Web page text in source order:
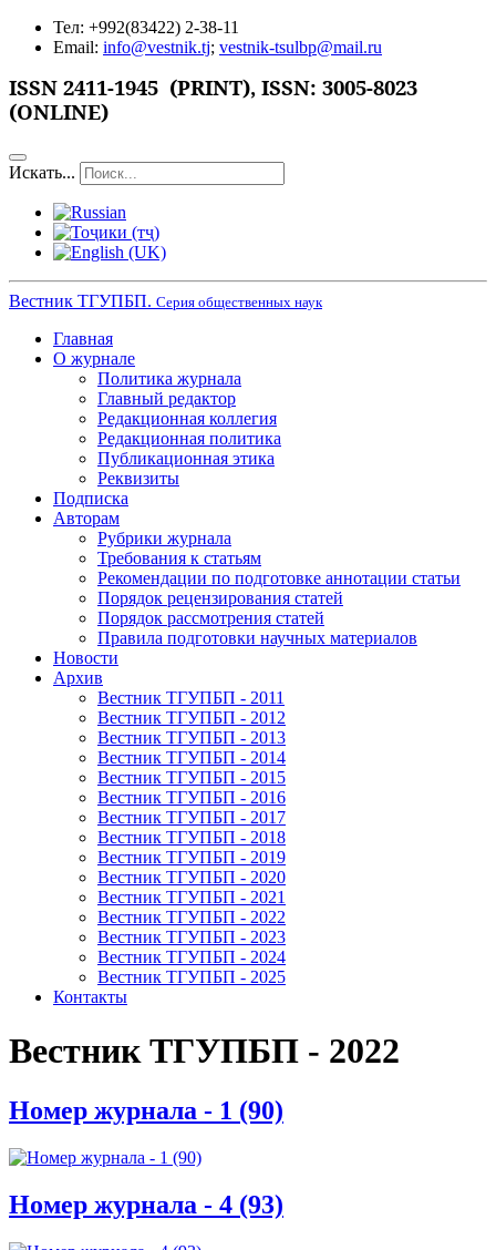
Тел: +992(83422) 2-38-11
Email: info@vestnik.tj; vestnik-tsulbp@mail.ru
ISSN 2411-1945 (PRINT), ISSN: 3005-8023
(ONLINE)
Искать...
Вестник ТГУПБП. Серия общественных наук
Главная
О журнале
Политика журнала
Главный редактор
Редакционная коллегия
Редакционная политика
Публикационная этика
Реквизиты
Подписка
Авторам
Рубрики журнала
Требования к статьям
Рекомендации по подготовке аннотации статьи
Порядок рецензирования статей
Порядок рассмотрения статей
Правила подготовки научных материалов
Новости
Архив
Вестник ТГУПБП - 2011
Вестник ТГУПБП - 2012
Вестник ТГУПБП - 2013
Вестник ТГУПБП - 2014
Вестник ТГУПБП - 2015
Вестник ТГУПБП - 2016
Вестник ТГУПБП - 2017
Вестник ТГУПБП - 2018
Вестник ТГУПБП - 2019
Вестник ТГУПБП - 2020
Вестник ТГУПБП - 2021
Вестник ТГУПБП - 2022
Вестник ТГУПБП - 2023
Вестник ТГУПБП - 2024
Вестник ТГУПБП - 2025
Контакты
Вестник ТГУПБП - 2022
Номер журнала - 1 (90)
Номер журнала - 4 (93)